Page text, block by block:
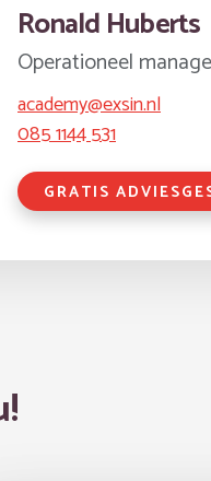
Ronald Huberts
Operationeel
academy@exsin.nl
085 1144 531
GRATIS